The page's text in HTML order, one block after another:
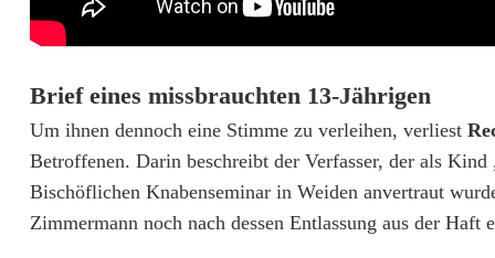
i
e
r
s
a
Brief eines missbrauchten 13-Jährigen
Um ihnen dennoch eine Stimme zu verleihen, verliest
Betroffenen. Darin beschreibt der Verfasser, der als
Bischöflichen Knabenseminar in Weiden anvertraut
Zimmermann noch nach dessen Entlassung aus der Haft